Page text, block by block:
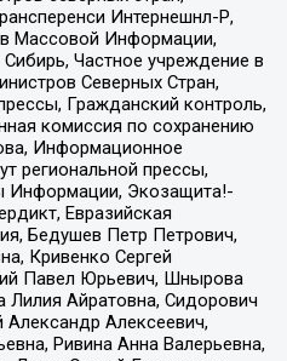
Интернешнл-Р,
Массовой Информации,
Частное учреждение в
Северных Стран,
Гражданский контроль,
комиссия по сохранению
Информационное
региональной прессы,
Информации, Экозащита!-
Евразийская
Бедушев Петр Петрович,
Кривенко Сергей
Павел Юрьевич, Шнырова
Айратовна, Сидорович
Александр Алексеевич,
Ривина Анна Валерьевна,